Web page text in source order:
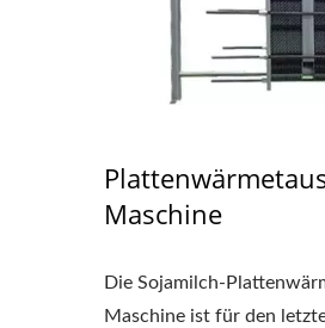
Maschine
Die Sojamilch-
Maschine ist für den
220 Kg
Automatische